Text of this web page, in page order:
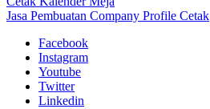
Jasa Pembuatan Company Profile Cetak
Facebook
Instagram
Youtube
Twitter
Linkedin